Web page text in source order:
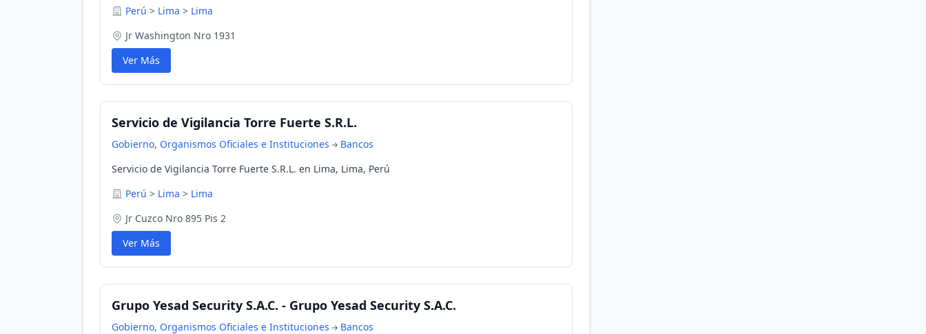
Perú > Lima > Lima
Jr Washington Nro 1931
Ver Más
Servicio de Vigilancia Torre Fuerte S.R.L.
Gobierno, Organismos Oficiales e Instituciones
Bancos
Servicio de Vigilancia Torre Fuerte S.R.L. en Lima, Lima, Perú
Perú > Lima > Lima
Jr Cuzco Nro 895 Pis 2
Ver Más
Grupo Yesad Security S.A.C. - Grupo Yesad Security S.A.C.
Gobierno, Organismos Oficiales e Instituciones
Bancos